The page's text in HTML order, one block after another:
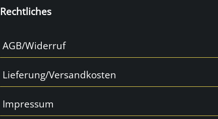
Rechtliches
AGB/Widerruf
Lieferung/Versandkosten
Impressum